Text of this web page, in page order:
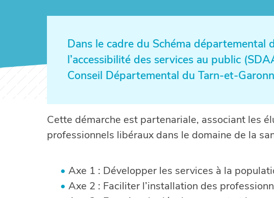
Dans le cadre du Schéma départemental
l’accessibilité des services au public
Conseil Départemental du Tarn-et-
Cette démarche est partenariale, associant les
professionnels libéraux dans le domaine de la
Axe 1 : Développer les services à la
Axe 2 : Faciliter l’installation des